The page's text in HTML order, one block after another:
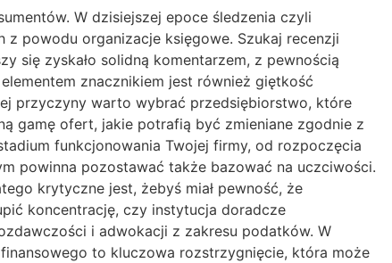
W dzisiejszej epoce śledzenia czyli
powodu organizacje księgowe. Szukaj recenzji
się zyskało solidną komentarzem, z pewnością
znacznikiem jest również giętkość
przyczyny warto wybrać przedsiębiorstwo, które
gamę ofert, jakie potrafią być zmieniane zgodnie z
funkcjonowania Twojej firmy, od rozpoczęcia
powinna pozostawać także bazować na uczciwości.
krytyczne jest, żebyś miał pewność, że
koncentrację, czy instytucja doradcze
i adwokacji z zakresu podatków. W
to kluczowa rozstrzygnięcie, która może